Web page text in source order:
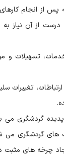
از انجام
از آن نیاز
تسهیلات و
سطح ارتباطات،
گردشگری
گردشگری می
چرخه های مثبت